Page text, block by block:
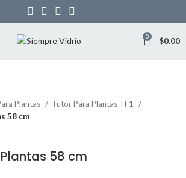
0 $0.00
Plantas
Tutor Para Plantas TF1
58 cm
58 cm